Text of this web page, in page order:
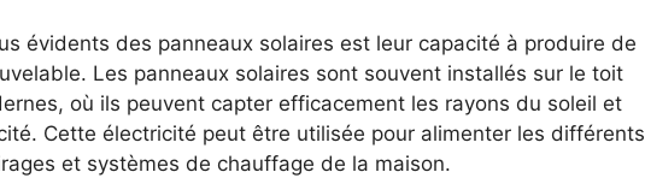
évidents des panneaux‍ solaires est ⁢leur capacité à produire⁤ de
‌Les panneaux solaires ‌sont​ souvent installés sur le ⁤toit
‌où ils peuvent capter efficacement les rayons⁣ du soleil et⁢
Cette électricité peut être ​utilisée pour alimenter⁤ les​ différents
⁢et ⁢systèmes⁣ de chauffage de‍ la⁤ maison.